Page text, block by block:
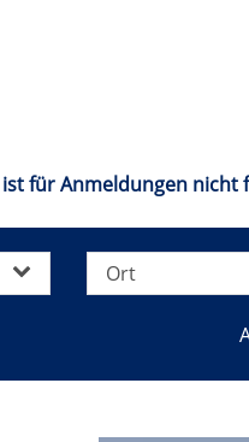
für Anmeldungen nicht
Ort